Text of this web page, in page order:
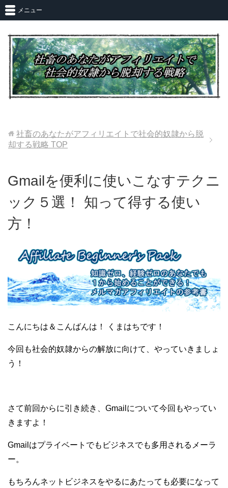
メニュー
社畜のあなたがアフィリエイトで社会的奴隷から脱
却する戦略 TOP
Gmailを便利に使いこなすテクニ
ック５選！ 知って得する使い
方！
こんにちは＆こんばんは！ くまはちです！
今回も社会的奴隷からの解放に向けて、やっていきましょ
う！
さて前回からに引き続き、Gmailについて今回もやってい
きますよ！
Gmailはプライベートでもビジネスでも多用されるメーラ
ー。
もちろんネットビジネスをやるにあたっても必要になって